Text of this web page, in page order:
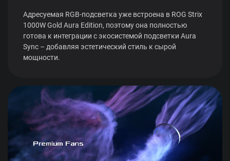
Адресуемая RGB-подсветка уже встроена в ROG Strix
1000W Gold Aura Edition, поэтому она полностью
готова к интеграции с экосистемой подсветки Aura
Sync – добавляя эстетический стиль к сырой
мощности.